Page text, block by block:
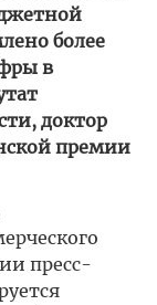
более
в
доктор
премии
пресс-